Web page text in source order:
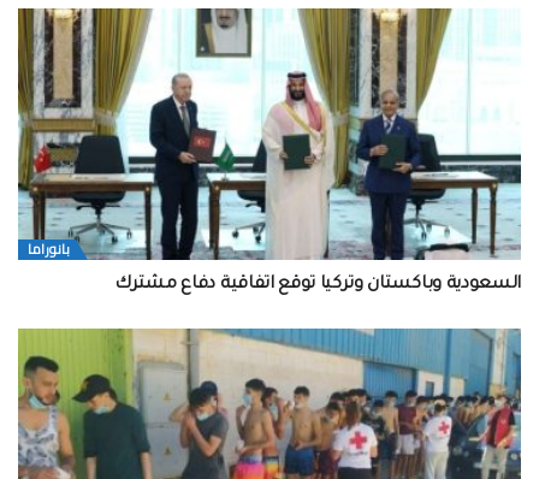
بانوراما
السعودية وباكستان وتركيا توقع اتفاقية دفاع مشترك